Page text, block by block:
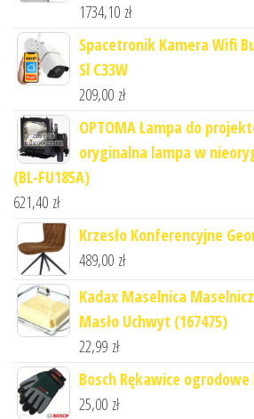
1734,10 zł
Spacetronik Kamera Wifi
Sl C33W
209,00 zł
OPTOMA Lampa do
oryginalna lampa w
(BL-FU185A)
621,40 zł
Krzesło Konferencyjne
489,00 zł
Kadax Maselnica
Masło Uchwyt (167475)
22,99 zł
Bosch Rękawice ogrodowe
25,00 zł